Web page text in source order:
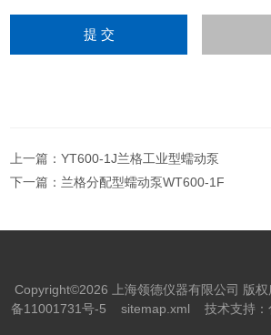
上一篇：YT600-1J兰格工业型蠕动泵
下一篇： 兰格分配型蠕动泵WT600-1F
Copyright©2026 上海领德仪器有限公司 版
备11001731号-5
sitemap.xml 技术支持：